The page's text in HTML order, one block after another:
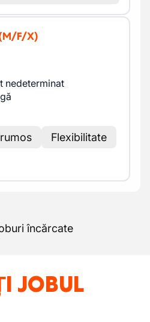
F/X)
nedeterminat
Flexibilitate
încărcate
JOBUL